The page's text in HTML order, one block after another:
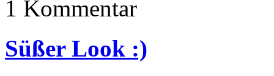
1 Kommentar
Süßer Look :)